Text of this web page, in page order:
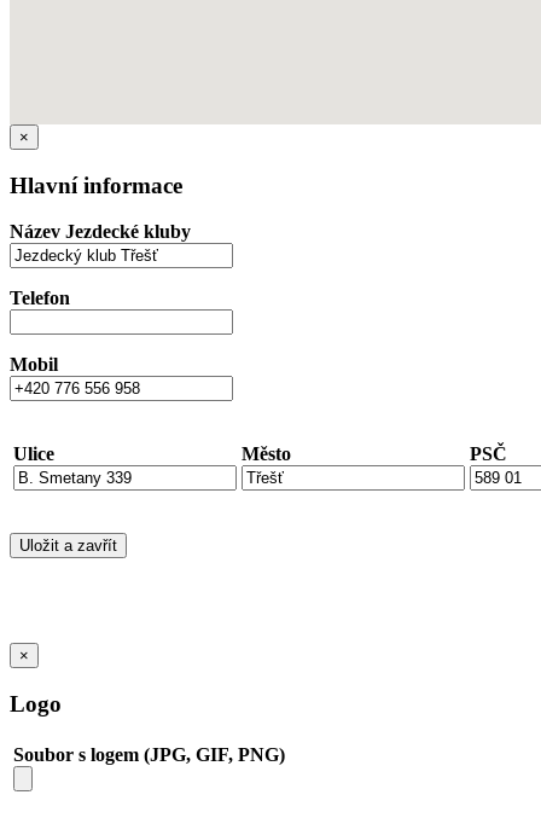
×
Hlavní informace
Název Jezdecké kluby
Telefon
Mobil
Ulice Město PSČ
×
Logo
Soubor s logem (JPG, GIF, PNG)